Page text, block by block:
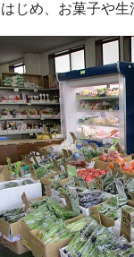
じめ、お菓子や生